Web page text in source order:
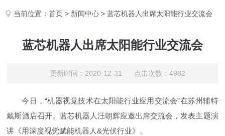
当前位置：首页 > 新闻中心 > 蓝芯机器人出席太阳能行业交流会
蓝芯机器人出席太阳能行业交流会
更新时间：2020-12-31 点击次数：4982
今日，“机器视觉技术在太阳能行业应用交流会”在苏州辅特
戴斯酒店召开。蓝芯机器人汪朝辉应邀出席交流会，发表主题演
讲《用深度视觉赋能机器人&光伏行业》。